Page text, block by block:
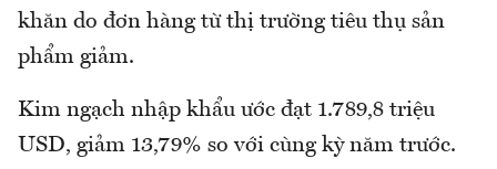
khăn do đơn hàng từ thị trường tiêu thụ sản
phẩm giảm.
Kim ngạch nhập khẩu ước đạt 1.789,8 triệu
USD, giảm 13,79% so với cùng kỳ năm trước.